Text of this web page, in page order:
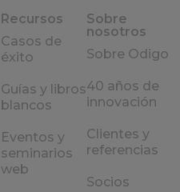
Recursos
Casos de
éxito
Guías y libros
blancos
Eventos y
seminarios
web
Sobre
nosotros
Sobre Odigo
40 años de
innovación
Clientes y
referencias
Socios